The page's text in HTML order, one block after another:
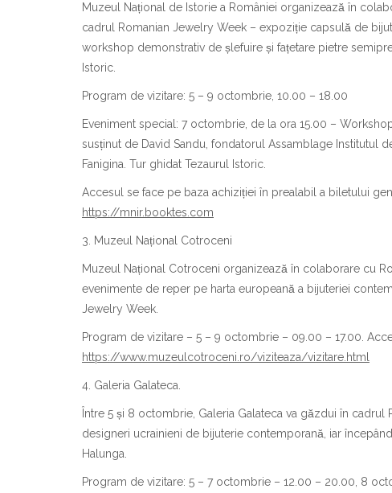
Muzeul Național de Istorie a României organizează în
cadrul Romanian Jewelry Week – expoziție capsulă de
workshop demonstrativ de șlefuire și fațetare pietre
Istoric.
Program de vizitare: 5 – 9 octombrie, 10.00 – 18.00
Eveniment special: 7 octombrie, de la ora 15.00 –
susținut de David Sandu, fondatorul Assamblage Institutul
Fanigina. Tur ghidat Tezaurul Istoric.
Accesul se face pe baza achiziției în prealabil a biletului
https://mnir.booktes.com
3. Muzeul Național Cotroceni
Muzeul Național Cotroceni organizează în colaborare cu
evenimente de reper pe harta europeană a bijuteriei
Jewelry Week.
Program de vizitare – 5 – 9 octombrie – 09.00 – 17.00.
https://www.muzeulcotroceni.ro/viziteaza/vizitare.html
4. Galeria Galateca.
Între 5 și 8 octombrie, Galeria Galateca va găzdui în
designeri ucrainieni de bijuterie contemporană, iar
Halunga.
Program de vizitare: 5 – 7 octombrie – 12.00 – 20.00, 8